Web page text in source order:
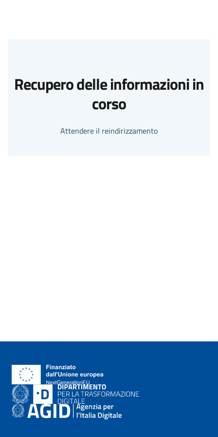
Recupero delle informazioni in
corso
Attendere il reindirizzamento